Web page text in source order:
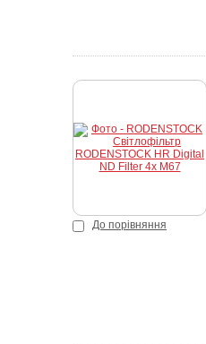
До порівняння